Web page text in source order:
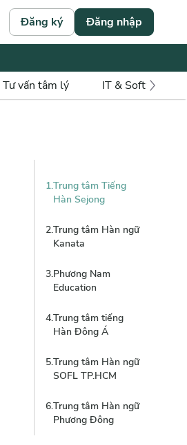
Đăng ký Đăng nhập
Tư vấn tâm lý IT & Software
1.Trung tâm Tiếng
Hàn Sejong
2.Trung tâm Hàn ngữ
Kanata
3.Phương Nam
Education
4.Trung tâm tiếng
Hàn Đông Á
5.Trung tâm Hàn ngữ
SOFL TP.HCM
6.Trung tâm Hàn ngữ
Phương Đông